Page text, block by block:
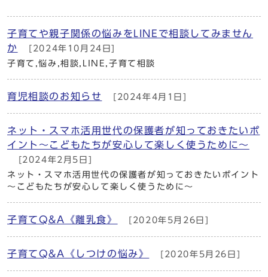
子育てや親子関係の悩みをLINEで相談してみません
か
[2024年10月24日]
子育て,悩み,相談,LINE,子育て相談
育児相談のお知らせ [2024年4月1日]
ネット・スマホ活用世代の保護者が知っておきたいポ
イント～こどもたちが安心して楽しく使うために～
[2024年2月5日]
ネット・スマホ活用世代の保護者が知っておきたいポイント
～こどもたちが安心して楽しく使うために～
子育てQ&A《離乳食》 [2020年5月26日]
子育てQ&A《しつけの悩み》 [2020年5月26日]